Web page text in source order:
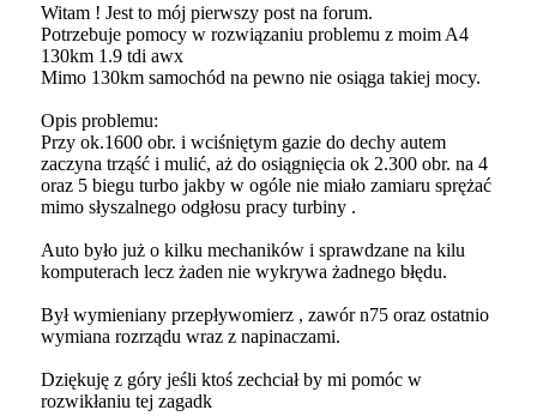
Witam ! Jest to mój pierwszy post na forum.
Potrzebuje pomocy w rozwiązaniu problemu z moim A4
130km 1.9 tdi awx
Mimo 130km samochód na pewno nie osiąga takiej mocy.
Opis problemu:
Przy ok.1600 obr. i wciśniętym gazie do dechy autem
zaczyna trząść i mulić, aż do osiągnięcia ok 2.300 obr. na 4
oraz 5 biegu turbo jakby w ogóle nie miało zamiaru sprężać
mimo słyszalnego odgłosu pracy turbiny .
Auto było już o kilku mechaników i sprawdzane na kilu
komputerach lecz żaden nie wykrywa żadnego błędu.
Był wymieniany przepływomierz , zawór n75 oraz ostatnio
wymiana rozrządu wraz z napinaczami.
Dziękuję z góry jeśli ktoś zechciał by mi pomóc w
rozwikłaniu tej zagadk